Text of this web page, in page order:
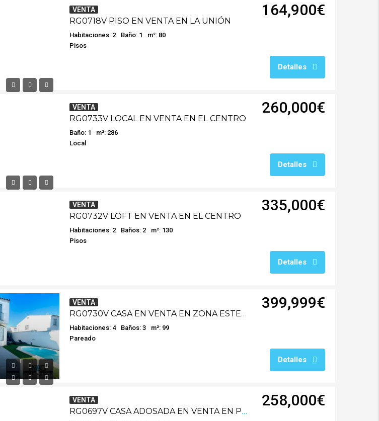
VENTA
RG0718V PISO EN VENTA EN LA UNIÓN
Habitaciones: 2 Baño: 1
m²: 80
Pisos
164,900€
Detalles
VENTA
RG0733V LOCAL EN VENTA EN EL CENTRO
Baño: 1
m²: 286
Local
260,000€
Detalles
VENTA
RG0732V LOFT EN VENTA EN EL CENTRO
Habitaciones: 2 Baños: 2
m²: 130
Pisos
335,000€
Detalles
VENTA
RG0730V CASA EN VENTA EN ZONA ESTE CON PISCINA
Habitaciones: 4 Baños: 3
m²: 99
Pareado
399,999€
Detalles
VENTA
RG0697V CASA ADOSADA EN VENTA EN POZOALBERO
258,000€